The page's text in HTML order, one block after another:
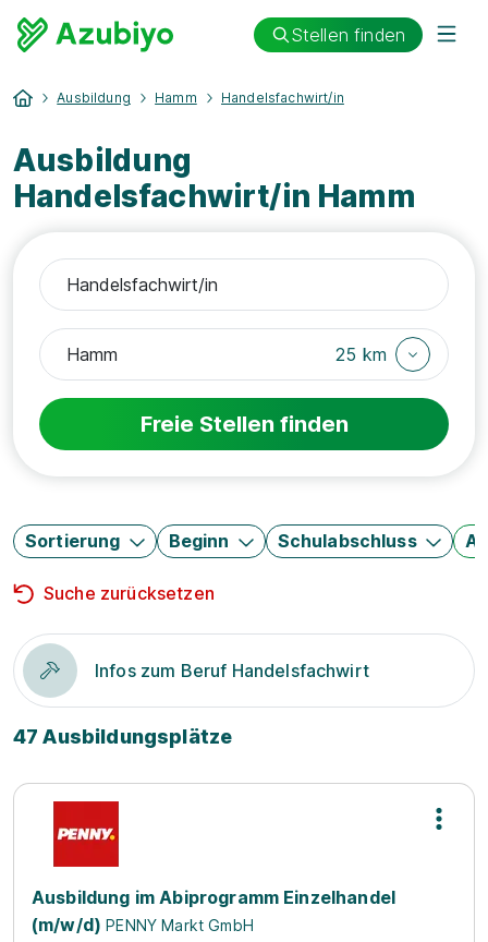
Stellen finden
Ausbildung Hamm Handelsfachwirt/in
Ausbildung
Handelsfachwirt/in Hamm
25 km
Freie Stellen finden
Sortierung Beginn Schulabschluss
Suche zurücksetzen
Infos zum Beruf Handelsfachwirt
47 Ausbildungsplätze
Ausbildung im Abiprogramm Einzelhandel
(m/w/d) PENNY Markt GmbH